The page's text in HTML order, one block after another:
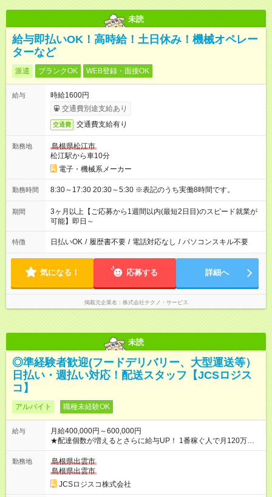
未読
給与即払いOK！高時給！土日休み！機械オペレー
ターなど
派遣 ブランクOK WEB登録・面接OK
給与
時給1600円
交通費別途支給あり
交通費 交通費支給有り
勤務地
島根県松江市
松江駅から車10分
電子・機械系メーカー
勤務時間 8:30～17:30 20:30～5:30 ※表記のうち実働8時間です。
期間
3ヶ月以上【ご応募から1週間以内(最短2日目)のスピード就業が
可能】即日～
特徴 日払いOK / 履歴書不要 / 電話対応なし / パソコンスキル不要
気になる！ 応募する 詳細へ
掲載元企業名 株式会社テクノ・サービス
未読
◎準経験者歓迎(フードデリバリー、大型運送等）
日払い・週払い対応！配送スタッフ【JCSロジス
コ】
アルバイト 職種未経験OK
給与
月給400,000円～600,000円
★配達個数が増えるとさらに給与UP！ 1番稼ぐ人で月120万ほ
ど！ ・主要都市エリア 月収55万円／週5日稼働 月収65万~112
万円／週6日稼働 ・地方郊外エリア 月収40万円／週5日稼働 月
収40万円~50万円／週6日稼働 ＜モデルイメージ＞ ■月収50万
円 (27歳男性/江東区在住)※元建築関係 1日150個配達×25日勤務
(日休み) ■月収80万円(43歳男性/墨田区在住)※元営業 1日200個
勤務地
島根県出雲市
島根県出雲市
JCSロジスコ株式会社